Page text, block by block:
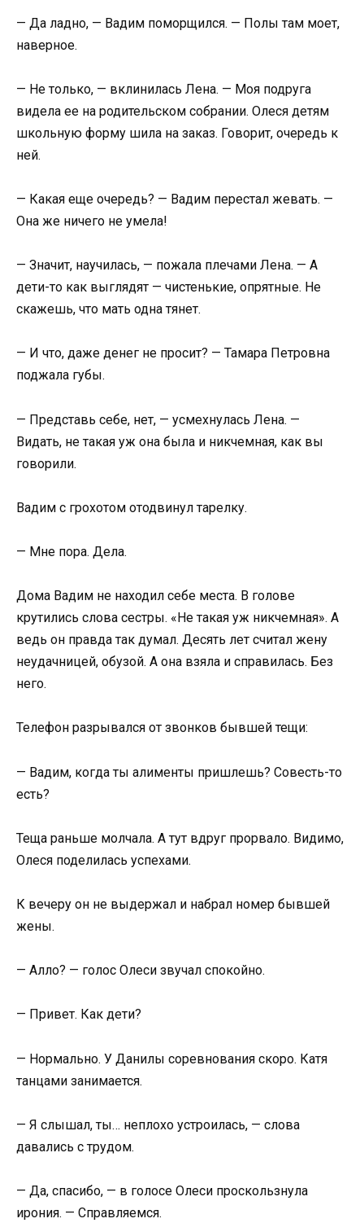
— Да ладно, — Вадим поморщился. — Полы там моет,
наверное.
— Не только, — вклинилась Лена. — Моя подруга
видела ее на родительском собрании. Олеся детям
школьную форму шила на заказ. Говорит, очередь к
ней.
— Какая еще очередь? — Вадим перестал жевать. —
Она же ничего не умела!
— Значит, научилась, — пожала плечами Лена. — А
дети-то как выглядят — чистенькие, опрятные. Не
скажешь, что мать одна тянет.
— И что, даже денег не просит? — Тамара Петровна
поджала губы.
— Представь себе, нет, — усмехнулась Лена. —
Видать, не такая уж она была и никчемная, как вы
говорили.
Вадим с грохотом отодвинул тарелку.
— Мне пора. Дела.
Дома Вадим не находил себе места. В голове
крутились слова сестры. «Не такая уж никчемная». А
ведь он правда так думал. Десять лет считал жену
неудачницей, обузой. А она взяла и справилась. Без
него.
Телефон разрывался от звонков бывшей тещи:
— Вадим, когда ты алименты пришлешь? Совесть-то
есть?
Теща раньше молчала. А тут вдруг прорвало. Видимо,
Олеся поделилась успехами.
К вечеру он не выдержал и набрал номер бывшей
жены.
— Алло? — голос Олеси звучал спокойно.
— Привет. Как дети?
— Нормально. У Данилы соревнования скоро. Катя
танцами занимается.
— Я слышал, ты… неплохо устроилась, — слова
давались с трудом.
— Да, спасибо, — в голосе Олеси проскользнула
ирония. — Справляемся.